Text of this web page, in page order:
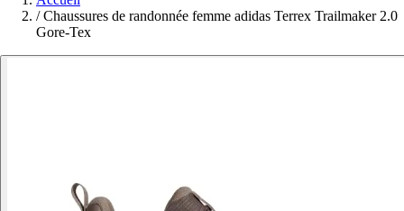
/ Chaussures de randonnée femme adidas Terrex Trailmaker 2.0
Gore-Tex